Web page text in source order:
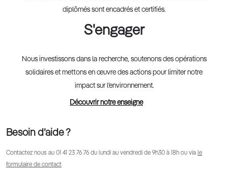
diplômés sont encadrés et certifiés.
S'engager
Nous investissons dans la recherche, soutenons des opérations
solidaires et mettons en œuvre des actions pour limiter notre
impact sur l’environnement.
Découvrir notre enseigne
Besoin d’aide ?
Contactez nous au 01 41 23 76 76 du lundi au vendredi de 9h30 à 18h ou via le
formulaire de contact